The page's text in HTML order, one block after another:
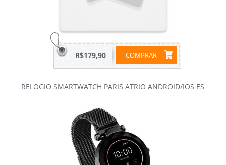
COMPRAR
R$179,90
RELOGIO SMARTWATCH PARIS ATRIO ANDROID/IOS ES